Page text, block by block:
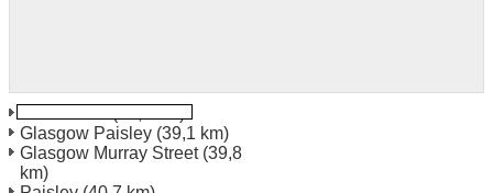
Glasgow Paisley (39,1 km)
Glasgow Murray Street(39,8
km)